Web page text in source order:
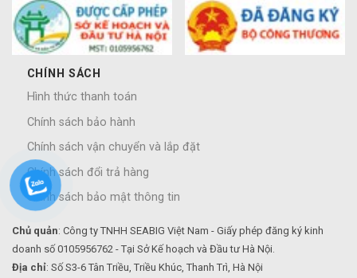
CHÍNH SÁCH
Hình thức thanh toán
Chính sách bảo hành
Chính sách vận chuyển và lắp đặt
Chính sách đổi trả hàng
Chính sách bảo mật thông tin
Chủ quản: Công ty TNHH SEABIG Việt Nam - Giấy phép đăng ký kinh
doanh số 0105956762 - Tại Sở Kế hoạch và Đầu tư Hà Nội.
Địa chỉ: Số S3-6 Tân Triều, Triều Khúc, Thanh Trì, Hà Nội